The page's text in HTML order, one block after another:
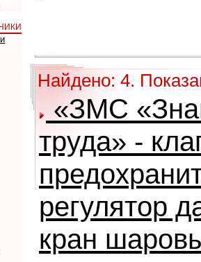
Найдено: 4.
«ЗМС
труда» -
регулятор
кран